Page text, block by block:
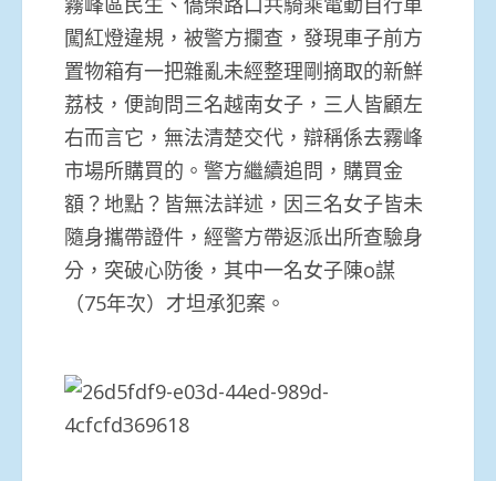
闖紅燈違規，被警方攔查，發現車子前方
置物箱有一把雜亂未經整理剛摘取的新鮮
荔枝，便詢問三名越南女子，三人皆顧左
右而言它，無法清楚交代，辯稱係去霧峰
市場所購買的。警方繼續追問，購買金
額？地點？皆無法詳述，因三名女子皆未
隨身攜帶證件，經警方帶返派出所查驗身
分，突破心防後，其中一名女子陳o謀
（75年次）才坦承犯案。